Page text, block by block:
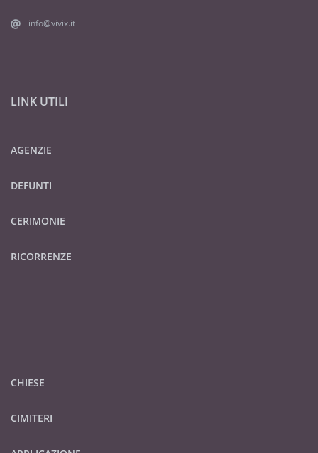
info@vivix.it
LINK UTILI
AGENZIE
DEFUNTI
CERIMONIE
RICORRENZE
CHIESE
CIMITERI